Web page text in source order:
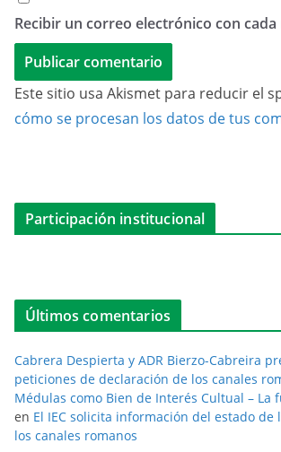
Recibir un correo electrónico con
Este sitio usa Akismet para reducir el
cómo se procesan los datos de tus
Participación institucional
Últimos comentarios
Cabrera Despierta y ADR Bierzo-Cabreira
peticiones de declaración de los canales
Médulas como Bien de Interés Cultual – La
en El IEC solicita información del estado de
los canales romanos